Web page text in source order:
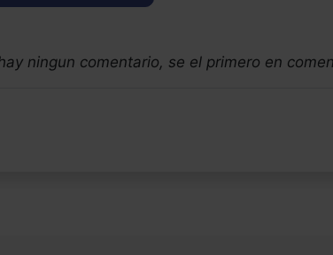
ningun comentario, se el primero en